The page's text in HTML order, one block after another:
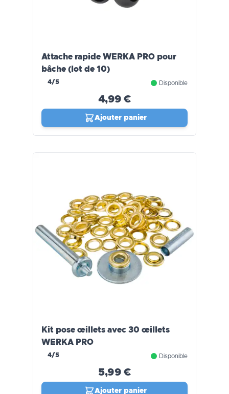
Attache rapide WERKA PRO pour
bâche (lot de 10)
4/5 Disponible
4,99 €
Ajouter panier
Kit pose œillets avec 30 œillets
WERKA PRO
4/5 Disponible
5,99 €
Ajouter panier